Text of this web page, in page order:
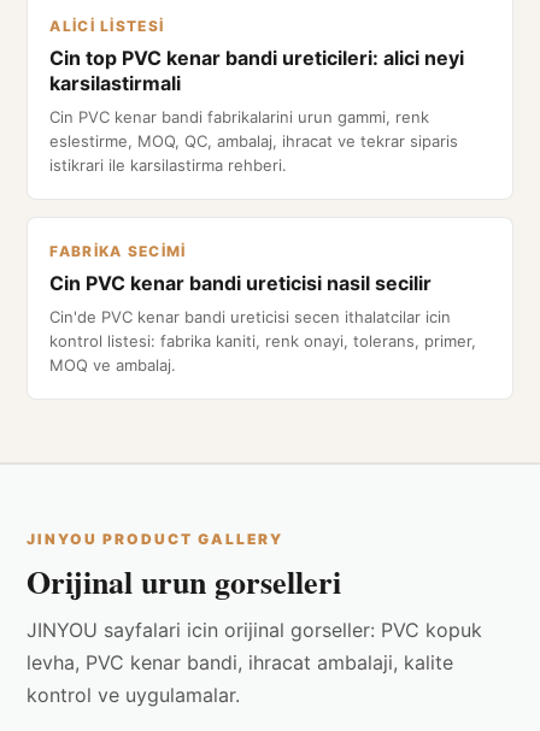
ALICI LISTESI
Cin top PVC kenar bandi ureticileri: alici neyi
karsilastirmali
Cin PVC kenar bandi fabrikalarini urun gammi, renk
eslestirme, MOQ, QC, ambalaj, ihracat ve tekrar siparis
istikrari ile karsilastirma rehberi.
FABRIKA SECIMI
Cin PVC kenar bandi ureticisi nasil secilir
Cin'de PVC kenar bandi ureticisi secen ithalatcilar icin
kontrol listesi: fabrika kaniti, renk onayi, tolerans, primer,
MOQ ve ambalaj.
JINYOU PRODUCT GALLERY
Orijinal urun gorselleri
JINYOU sayfalari icin orijinal gorseller: PVC kopuk
levha, PVC kenar bandi, ihracat ambalaji, kalite
kontrol ve uygulamalar.